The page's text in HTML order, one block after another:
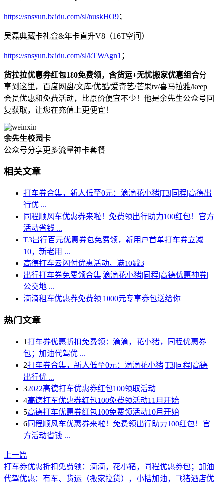
https://snsyun.baidu.com/sl/nuskHO9；
吴磊典藏卡礼盒&年卡直升V8（16T空间）
https://snsyun.baidu.com/sl/kTWAgn1 ；
货拉拉优惠券红包180免费领，含货运+无忧搬家优惠组合分
享到这里，百度网盘/文库/优酷/爱奇艺/芒果tv/喜马拉雅/keep
会员优惠和免费活动，比原价便宜不少！他是余先生公众号回
复获取，让您在充值上更便宜！
余先生校园卡
公众号分享更多流量神卡套餐
相关文章
打车券合集，新人低至0元：滴滴花小猪|T3|同程|高德出
行优 ...
同程顺风车优惠券来啦！免费领出行助力100红包！官方
活动省钱 ...
T3出行百元优惠券包免费领，新用户首单打车券立减
10，新老用 ...
高德打车云闪付优惠活动，满10减3
出行打车券免费领合集|滴滴花小猪|同程|高德优惠神券|
公交地 ...
滴滴租车优惠券免费领|1000元专享券包送给你
热门文章
1打车券优惠折扣免费领：滴滴，花小猪，同程优惠券
包；加油代驾优 ...
2打车券合集，新人低至0元：滴滴花小猪|T3|同程|高德
出行优 ...
32022高德打车优惠券红包100领取活动
4高德打车优惠券红包100免费领活动11月开始
5高德打车优惠券红包100免费领活动10月开始
6同程顺风车优惠券来啦！免费领出行助力100红包！官
方活动省钱 ...
上一篇
打车券优惠折扣免费领：滴滴，花小猪，同程优惠券包；加油
代驾优惠：有车、货运（搬家拉货），小桔加油，飞猪酒店优